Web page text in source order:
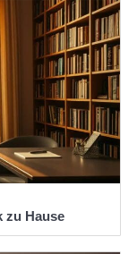
zu Hause